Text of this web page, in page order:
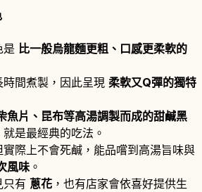
是 比一般烏龍麵更粗、口感更柔軟的
間煮製，因此呈現 柔軟又Q彈的獨特
魚片、昆布等高湯調製而成的甜鹹黑
是最經典的吃法。
際上不會死鹹，能品嚐到高湯旨味與
風味 。
只有 蔥花 ，也有店家會依喜好提供生